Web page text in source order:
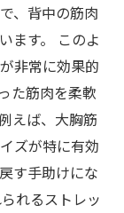
、背中の筋肉
ます。 このよ
非常に効果的
た筋肉を柔軟
えば、大胸筋
ズが特に有効
す手助けにな
れるストレッ